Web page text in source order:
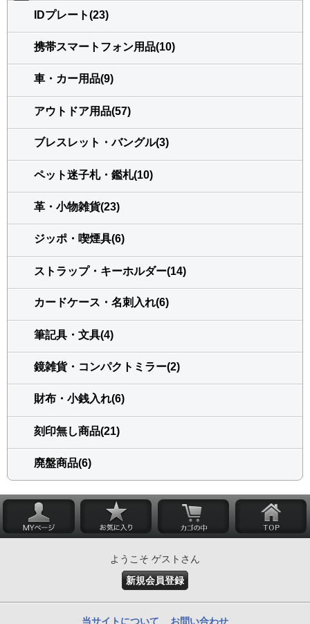
IDプレート(23)
携帯スマートフォン用品(10)
車・カー用品(9)
アウトドア用品(57)
ブレスレット・バングル(3)
ペット迷子札・鑑札(10)
革・小物雑貨(23)
ジッポ・喫煙具(6)
ストラップ・キーホルダー(14)
カードケース・名刺入れ(6)
筆記具・文具(4)
鏡雑貨・コンパクトミラー(2)
財布・小銭入れ(6)
刻印無し商品(21)
廃盤商品(6)
ようこそ ゲストさん
新規会員登録
当サイトについて お問い合わせ